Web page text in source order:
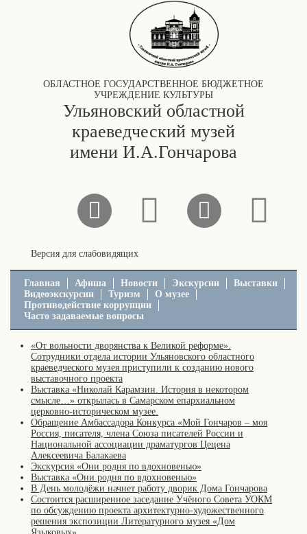
ОБЛАСТНОЕ ГОСУДАРСТВЕННОЕ БЮДЖЕТНОЕ
УЧРЕЖДЕНИЕ КУЛЬТУРЫ
Ульяновский областной
краеведческий музей
имени И.А.Гончарова
Версия для слабовидящих
Главная Афиша Новости Экскурсии
Выставки
Видеоэкскурсии
Туризм
О музее
Противодействие коррупции
Часто задаваемые вопросы
«От вольности дворянства к Великой реформе».
Сотрудники отдела истории Ульяновского областного
краеведческого музея приступили к созданию нового
выставочного проекта
Выставка «Николай Карамзин. История в некотором
смысле…» открылась в Самарском епархиальном
церковно-историческом музее.
Обращение Амбассадора Конкурса «Мой Гончаров – моя
Россия, писателя, члена Союза писателей России и
Национальной ассоциации драматургов Цецена
Алексеевича Балакаева
Экскурсия «Они родня по вдохновенью»
Выставка «Они родня по вдохновенью»
В День молодёжи начнет работу дворик Дома Гончарова
Состоится расширенное заседание Учёного Совета УОКМ
по обсуждению проекта архитектурно-художественного
решения экспозиции Литературного музея «Дом